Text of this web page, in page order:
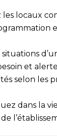
locaux
et
selon les
dans la